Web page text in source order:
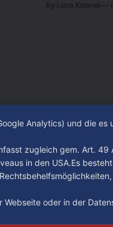
beschäftigt die
By Luca Kimmel
DatenschutzAGB
Analytics) und die
zugleich gem. Art.
in den USA.Es
oder in der